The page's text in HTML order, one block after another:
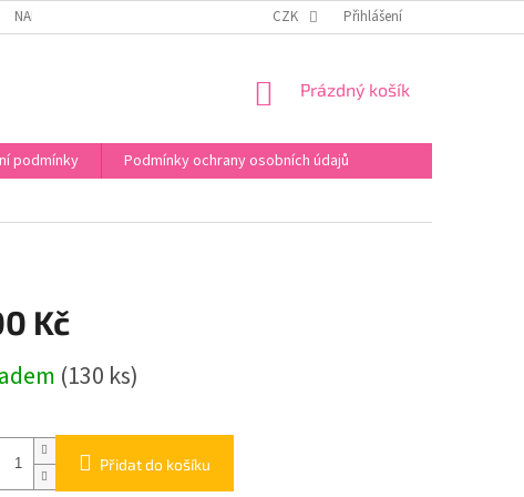
NAPIŠTE NÁM WEB EVIKLUBU S KURZY
CZK Přihlášení
NÁKUPNÍ
Prázdný košík
podmínky
Podmínky ochrany osobních údajů
Kč
(130 ks)
Přidat do košíku